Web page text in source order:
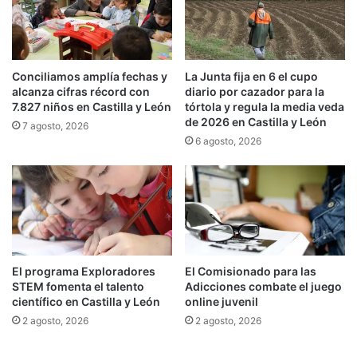
Conciliamos amplía fechas y
alcanza cifras récord con
7.827 niños en Castilla y León
7 agosto, 2026
La Junta fija en 6 el cupo
diario por cazador para la
tórtola y regula la media veda
de 2026 en Castilla y León
6 agosto, 2026
El programa Exploradores
STEM fomenta el talento
científico en Castilla y León
2 agosto, 2026
El Comisionado para las
Adicciones combate el juego
online juvenil
2 agosto, 2026